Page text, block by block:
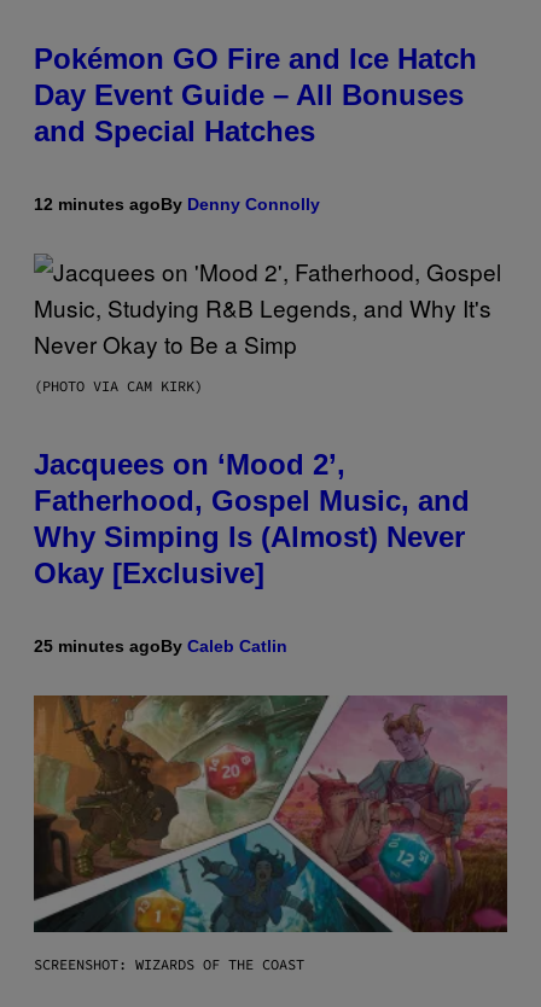
Pokémon GO Fire and Ice Hatch
Day Event Guide – All Bonuses
and Special Hatches
12 minutes agoBy Denny Connolly
(PHOTO VIA CAM KIRK)
Jacquees on ‘Mood 2’,
Fatherhood, Gospel Music, and
Why Simping Is (Almost) Never
Okay [Exclusive]
25 minutes agoBy Caleb Catlin
SCREENSHOT: WIZARDS OF THE COAST